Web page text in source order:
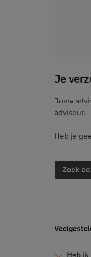
Je
Jouw
adviseur.
Heb je
Zoek
Heb